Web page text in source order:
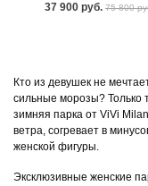
37 900 руб. 75 800
Кто из девушек не
сильные морозы? Только
зимняя парка от ViVi
ветра, согревает в
женской фигуры.
Эксклюзивные женские